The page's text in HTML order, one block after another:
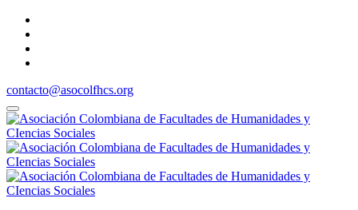
contacto@asocolfhcs.org